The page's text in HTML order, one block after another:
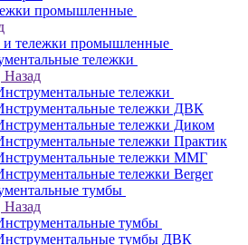
промышленные
тележки промышленные
тележки
Назад
тележки
тележки ДВК
тележки Диком
тележки Практик
тележки ММГ
тележки Berger
тумбы
Назад
тумбы
тумбы ДВК